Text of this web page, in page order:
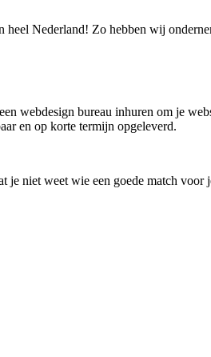
Nederland! Zo hebben wij
webdesign bureau inhuren om je
en op korte termijn opgeleverd.
je niet weet wie een goede match voor